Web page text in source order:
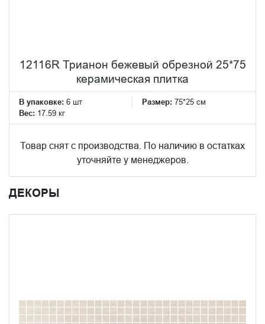
12116R Трианон бежевый обрезной 25*75
керамическая плитка
В упаковке: 6 шт Размер: 75*25 см
Вес: 17.59 кг
Товар снят с производства. По наличию в остатках
уточняйте у менеджеров.
ДЕКОРЫ